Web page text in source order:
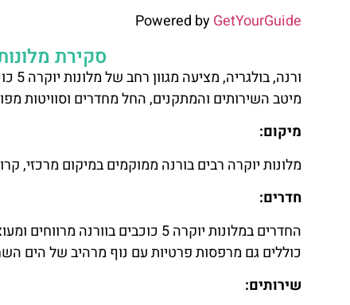
Powered byGetYourGuide
סקירת מלונות יוקרה 5
מיטב השירותים והמתקנים, החל מחדרים וסוויטות
מיקום:
מלונות יוקרה רבים בורנה ממוקמים במיקום מרכזי,
חדרים:
החדרים במלונות יוקרה 5 כוכבים
כוללים גם מרפסות פרטיות עם נוף מרהיב של הים
שירותים: